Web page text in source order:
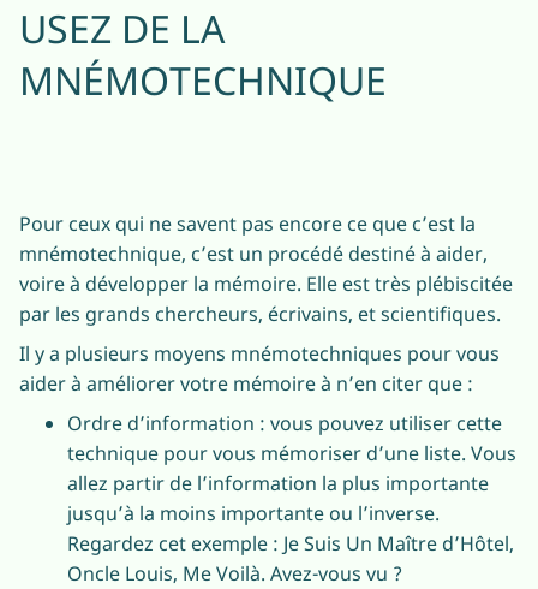
USEZ DE LA
MNÉMOTECHNIQUE
Pour ceux qui ne savent pas encore ce que c’est la
mnémotechnique, c’est un procédé destiné à aider,
voire à développer la mémoire. Elle est très plébiscitée
par les grands chercheurs, écrivains, et scientifiques.
Il y a plusieurs moyens mnémotechniques pour vous
aider à améliorer votre mémoire à n’en citer que :
Ordre d’information : vous pouvez utiliser cette
technique pour vous mémoriser d’une liste. Vous
allez partir de l’information la plus importante
jusqu’à la moins importante ou l’inverse.
Regardez cet exemple : Je Suis Un Maître d’Hôtel,
Oncle Louis, Me Voilà. Avez-vous vu ?